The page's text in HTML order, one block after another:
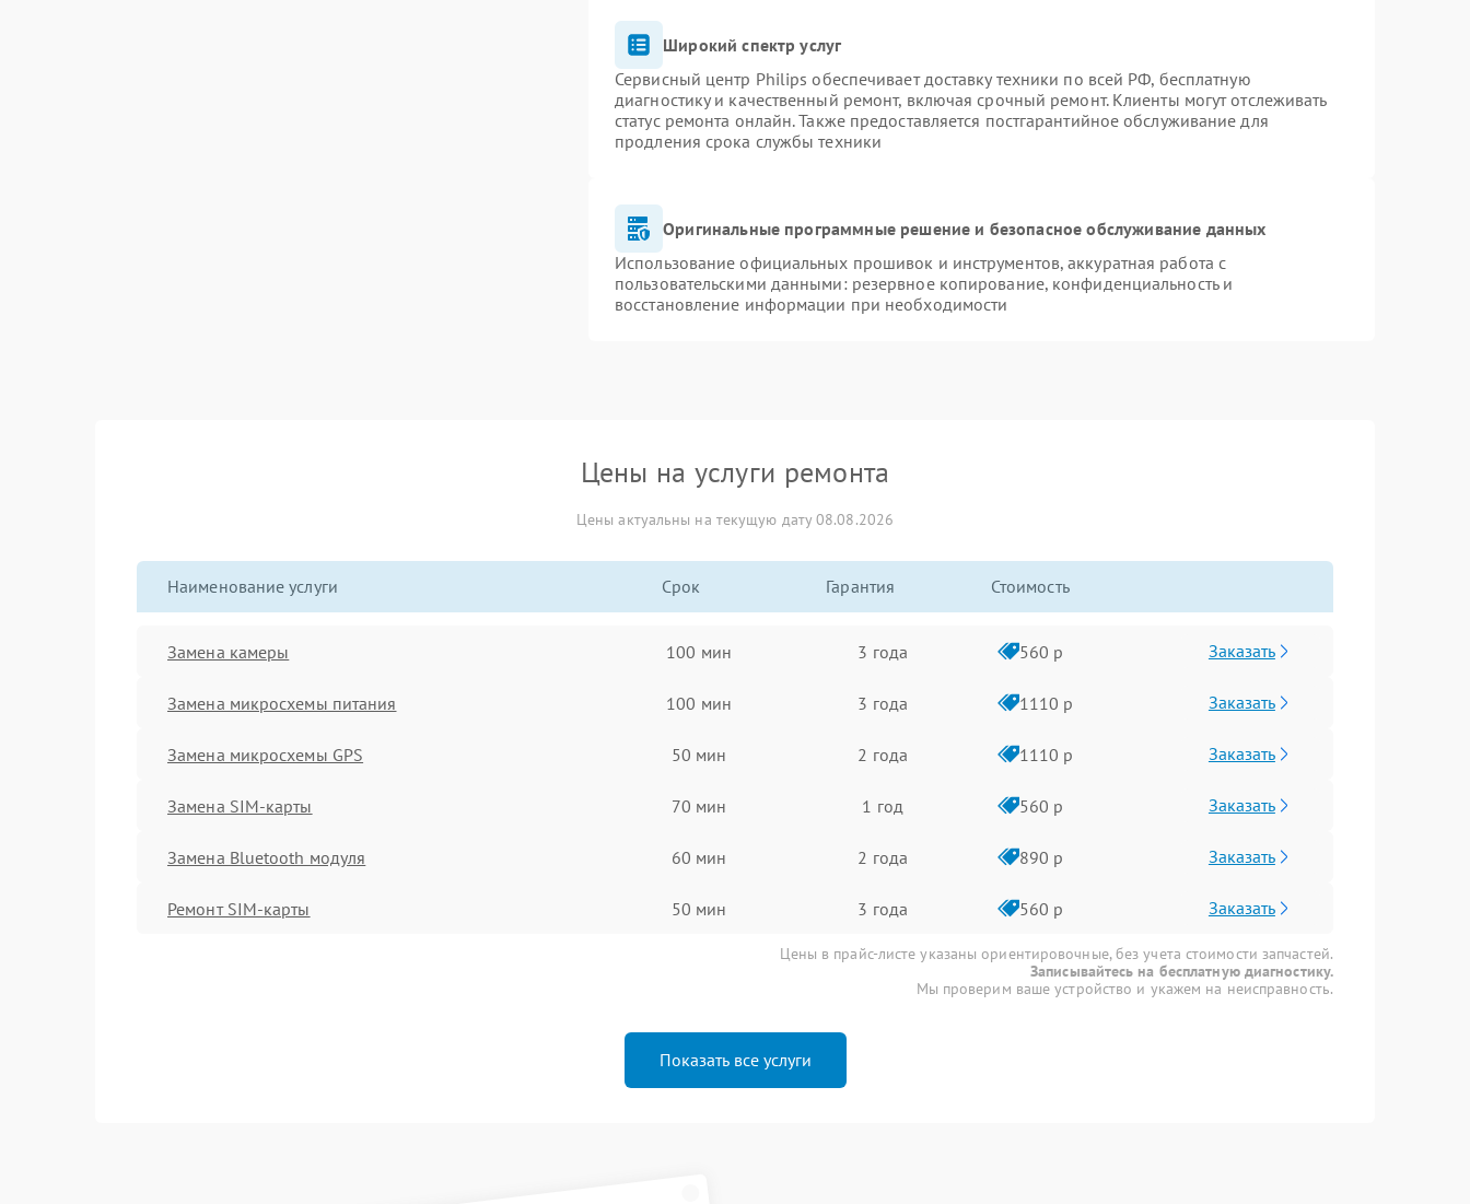
Широкий спектр услуг
Сервисный центр Philips обеспечивает доставку техники по всей РФ, бесплатную
диагностику и качественный ремонт, включая срочный ремонт. Клиенты могут отслеживать
статус ремонта онлайн. Также предоставляется постгарантийное обслуживание для
продления срока службы техники
Оригинальные программные решение и безопасное обслуживание данных
Использование официальных прошивок и инструментов, аккуратная работа с
пользовательскими данными: резервное копирование, конфиденциальность и
восстановление информации при необходимости
Цены на услуги ремонта
Цены актуальны на текущую дату 08.08.2026
Наименование услуги Срок Гарантия Стоимость
Замена камеры 100 мин 3 года 560 р Заказать
Замена микросхемы питания 100 мин 3 года 1110 р Заказать
Замена микросхемы GPS 50 мин 2 года 1110 р Заказать
Замена SIM-карты 70 мин 1 год 560 р Заказать
Замена Bluetooth модуля 60 мин 2 года 890 р Заказать
Ремонт SIM-карты 50 мин 3 года 560 р Заказать
Цены в прайс-листе указаны ориентировочные, без учета стоимости запчастей.
Записывайтесь на бесплатную диагностику.
Мы проверим ваше устройство и укажем на неисправность.
Показать все услуги